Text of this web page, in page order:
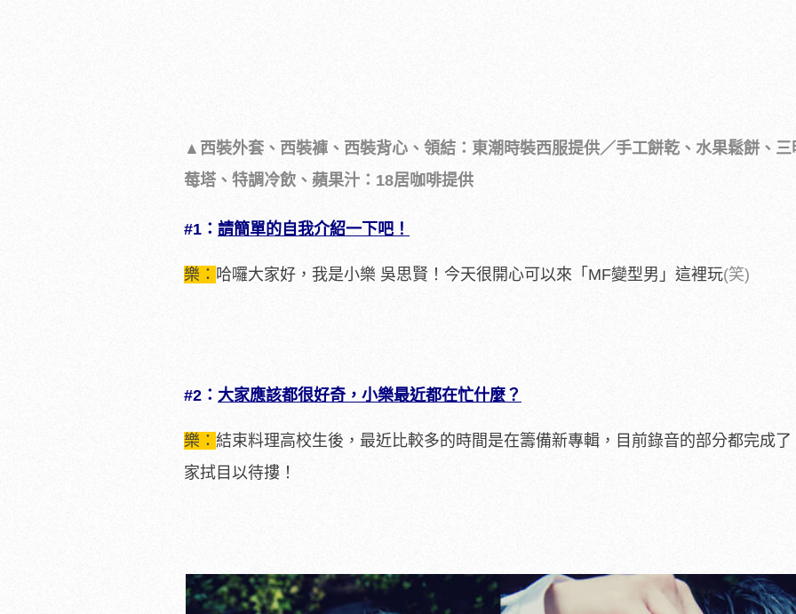
▲西裝外套、西裝褲、西裝背心、領結：東潮時裝西服提供／手工餅乾、水果鬆餅、三
莓塔、特調冷飲、蘋果汁：18居咖啡提供
#1： 請簡單的自我介紹一下吧！
樂： 哈囉大家好，我是小樂 吳思賢！今天很開心可以來「MF變型男」這裡玩(笑)
#2： 大家應該都很好奇，小樂最近都在忙什麼？
樂： 結束料理高校生後，最近比較多的時間是在籌備新專輯，目前錄音的部分都完成了
家拭目以待摟！